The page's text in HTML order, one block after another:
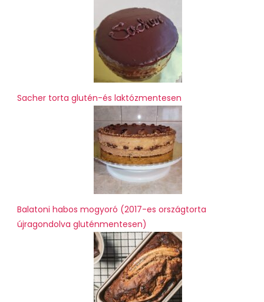
Sacher torta glutén-és laktózmentesen
Balatoni habos mogyoró (2017-es országtorta
újragondolva gluténmentesen)